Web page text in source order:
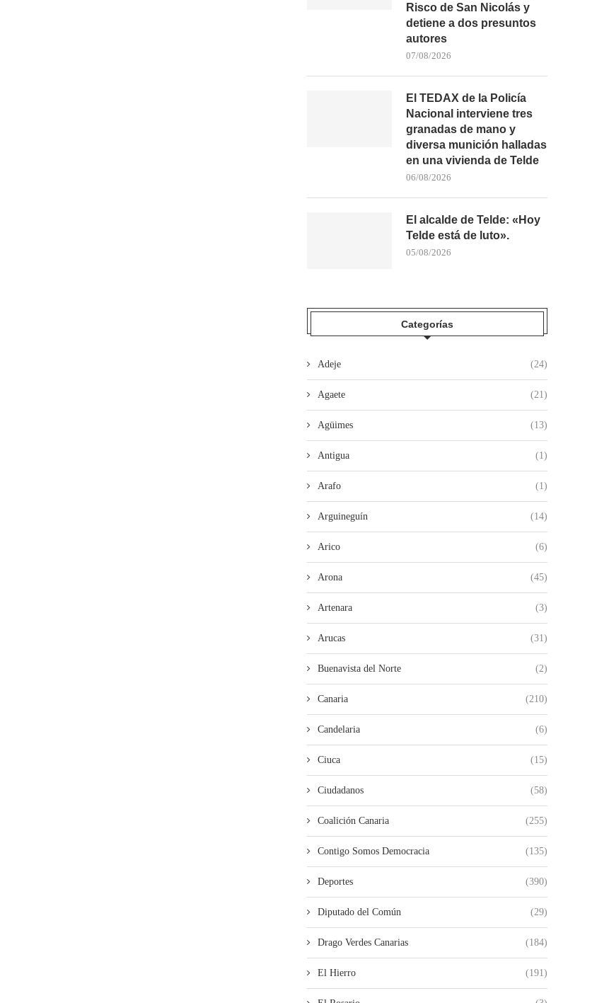
Risco de San Nicolás y
detiene a dos presuntos
autores
07/08/2026
El TEDAX de la Policía
Nacional interviene tres
granadas de mano y
diversa munición halladas
en una vivienda de Telde
06/08/2026
El alcalde de Telde: «Hoy
Telde está de luto».
05/08/2026
Categorías
Adeje (24)
Agaete (21)
Agüimes (13)
Antigua (1)
Arafo (1)
Arguineguín (14)
Arico (6)
Arona (45)
Artenara (3)
Arucas (31)
Buenavista del Norte (2)
Canaria (210)
Candelaria (6)
Ciuca (15)
Ciudadanos (58)
Coalición Canaria (255)
Contigo Somos Democracia (135)
Deportes (390)
Diputado del Común (29)
Drago Verdes Canarias (184)
El Hierro (191)